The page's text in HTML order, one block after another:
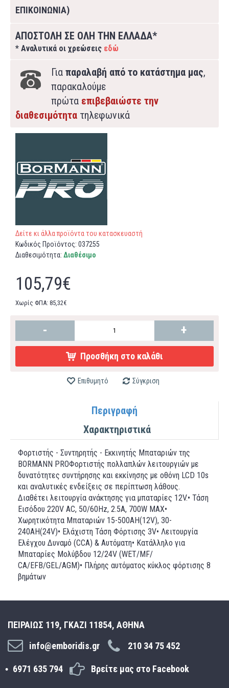
ΕΠΙΚΟΙΝΩΝΙΑ)
ΑΠΟΣΤΟΛΗ ΣΕ ΟΛΗ ΤΗΝ ΕΛΛΑΔΑ*
* Αναλυτικά οι χρεώσεις εδώ
Για παραλαβή από το κατάστημα μας,
παρακαλούμε
πρώτα επιβεβαιώστε την
διαθεσιμότητα τηλεφωνικά
Δείτε κι άλλα προϊόντα του κατασκευαστή
Κωδικός Προϊόντος: 037255
Διαθεσιμότητα: Διαθέσιμο
105,79€
Χωρίς ΦΠΑ: 85,32€
- +
Προσθήκη στο καλάθι
Επιθυμητό Σύγκριση
Περιγραφή
Χαρακτηριστικά
Φορτιστής - Συντηρητής - Εκκινητής Μπαταριών της
BORMANN PROΦορτιστής πολλαπλών λειτουργιών με
δυνατότητες συντήρησης και εκκίνησης με οθόνη LCD 10s
και αναλυτικές ενδείξεις σε περίπτωση λάθους.
Διαθέτει λειτουργία ανάκτησης για μπαταρίες 12V.• Τάση
Εισόδου 220V AC, 50/60Hz, 2.5A, 700W MAX•
Χωρητικότητα Μπαταριών 15-500AH(12V), 30-
240AH(24V)• Ελάχιστη Τάση Φόρτισης 3V• Λειτουργία
Ελέγχου Δυναμό (CCA) & Αυτόματη• Κατάλληλο για
Μπαταρίες Μολύβδου 12/24V (WET/MF/
CA/EFB/GEL/AGM)• Πλήρης αυτόματος κύκλος φόρτισης 8
βημάτων
ΠΕΙΡΑΙΩΣ 119, ΓΚΑΖΙ 11854, ΑΘΗΝΑ
info@emboridis.gr
210 34 75 452
6971 635 794 Βρείτε μας στο Facebook